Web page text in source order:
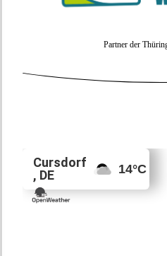
Partner der